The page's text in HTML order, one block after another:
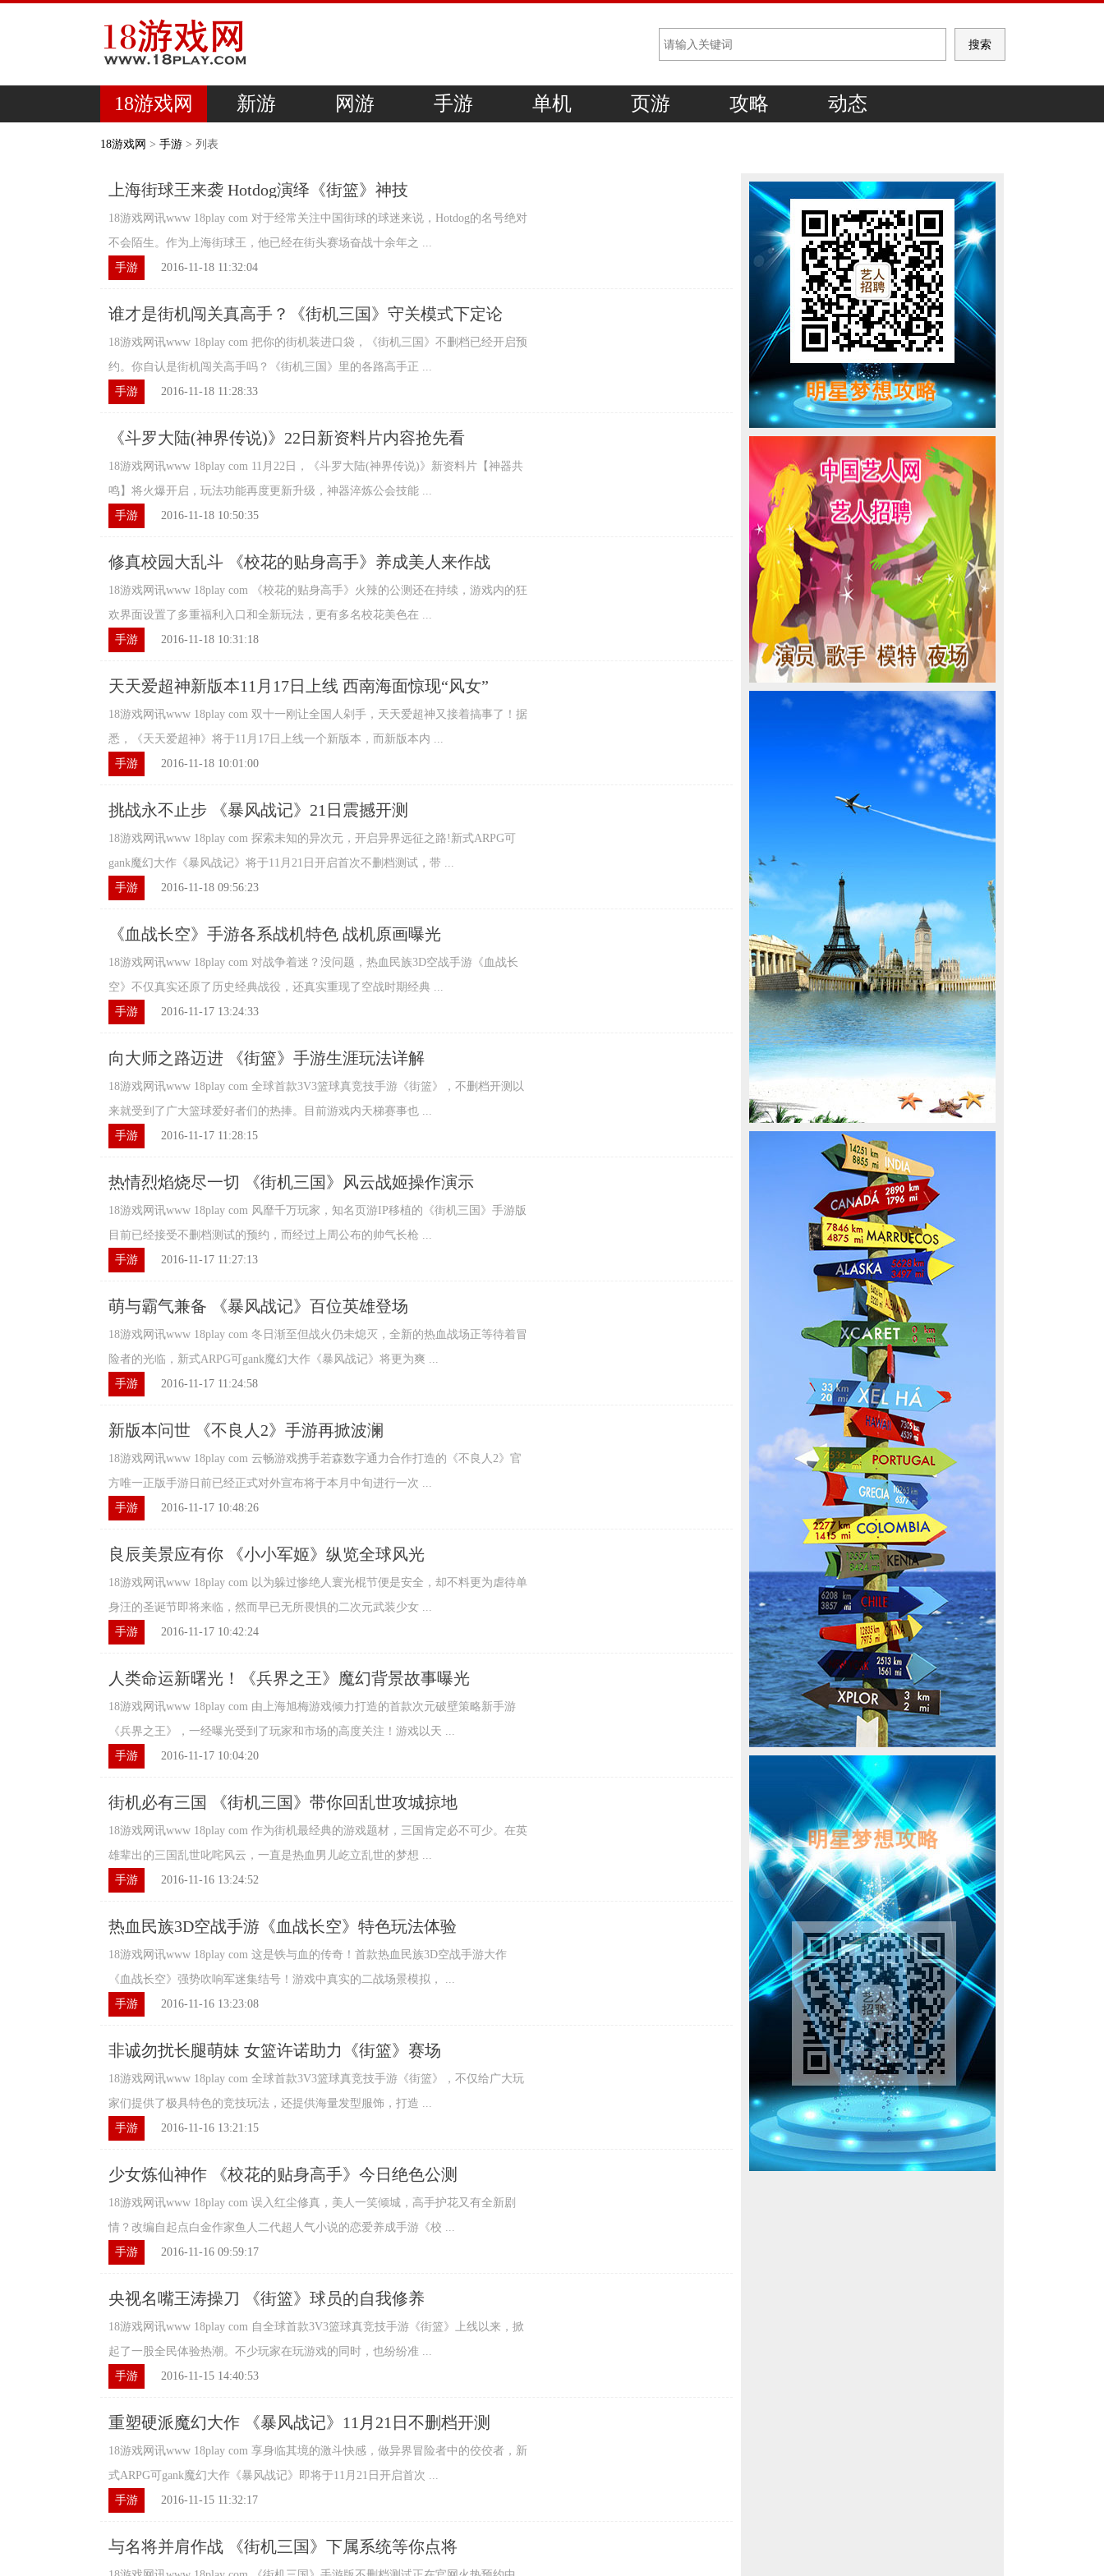
18游戏网 新游 网游 手游 单机 页游 攻略 动态
18游戏网 > 手游 > 列表
上海街球王来袭 Hotdog演绎《街篮》神技
18游戏网讯www 18play com 对于经常关注中国街球的球迷来说，Hotdog的名号绝对
不会陌生。作为上海街球王，他已经在街头赛场奋战十余年之 ...
手游
2016-11-18 11:32:04
谁才是街机闯关真高手？《街机三国》守关模式下定论
18游戏网讯www 18play com 把你的街机装进口袋，《街机三国》不删档已经开启预
约。你自认是街机闯关高手吗？《街机三国》里的各路高手正 ...
手游
2016-11-18 11:28:33
《斗罗大陆(神界传说)》22日新资料片内容抢先看
18游戏网讯www 18play com 11月22日，《斗罗大陆(神界传说)》新资料片【神器共
鸣】将火爆开启，玩法功能再度更新升级，神器淬炼公会技能 ...
手游
2016-11-18 10:50:35
修真校园大乱斗 《校花的贴身高手》养成美人来作战
18游戏网讯www 18play com 《校花的贴身高手》火辣的公测还在持续，游戏内的狂
欢界面设置了多重福利入口和全新玩法，更有多名校花美色在 ...
手游
2016-11-18 10:31:18
天天爱超神新版本11月17日上线 西南海面惊现“风女”
18游戏网讯www 18play com 双十一刚让全国人剁手，天天爱超神又接着搞事了！据
悉，《天天爱超神》将于11月17日上线一个新版本，而新版本内 ...
手游
2016-11-18 10:01:00
挑战永不止步 《暴风战记》21日震撼开测
18游戏网讯www 18play com 探索未知的异次元，开启异界远征之路!新式ARPG可
gank魔幻大作《暴风战记》将于11月21日开启首次不删档测试，带 ...
手游
2016-11-18 09:56:23
《血战长空》手游各系战机特色 战机原画曝光
18游戏网讯www 18play com 对战争着迷？没问题，热血民族3D空战手游《血战长
空》不仅真实还原了历史经典战役，还真实重现了空战时期经典 ...
手游
2016-11-17 13:24:33
向大师之路迈进 《街篮》手游生涯玩法详解
18游戏网讯www 18play com 全球首款3V3篮球真竞技手游《街篮》，不删档开测以
来就受到了广大篮球爱好者们的热捧。目前游戏内天梯赛事也 ...
手游
2016-11-17 11:28:15
热情烈焰烧尽一切 《街机三国》风云战姬操作演示
18游戏网讯www 18play com 风靡千万玩家，知名页游IP移植的《街机三国》手游版
目前已经接受不删档测试的预约，而经过上周公布的帅气长枪 ...
手游
2016-11-17 11:27:13
萌与霸气兼备 《暴风战记》百位英雄登场
18游戏网讯www 18play com 冬日渐至但战火仍未熄灭，全新的热血战场正等待着冒
险者的光临，新式ARPG可gank魔幻大作《暴风战记》将更为爽 ...
手游
2016-11-17 11:24:58
新版本问世 《不良人2》手游再掀波澜
18游戏网讯www 18play com 云畅游戏携手若森数字通力合作打造的《不良人2》官
方唯一正版手游日前已经正式对外宣布将于本月中旬进行一次 ...
手游
2016-11-17 10:48:26
良辰美景应有你 《小小军姬》纵览全球风光
18游戏网讯www 18play com 以为躲过惨绝人寰光棍节便是安全，却不料更为虐待单
身汪的圣诞节即将来临，然而早已无所畏惧的二次元武装少女 ...
手游
2016-11-17 10:42:24
人类命运新曙光！《兵界之王》魔幻背景故事曝光
18游戏网讯www 18play com 由上海旭梅游戏倾力打造的首款次元破壁策略新手游
《兵界之王》，一经曝光受到了玩家和市场的高度关注！游戏以天 ...
手游
2016-11-17 10:04:20
街机必有三国 《街机三国》带你回乱世攻城掠地
18游戏网讯www 18play com 作为街机最经典的游戏题材，三国肯定必不可少。在英
雄辈出的三国乱世叱咤风云，一直是热血男儿屹立乱世的梦想 ...
手游
2016-11-16 13:24:52
热血民族3D空战手游《血战长空》特色玩法体验
18游戏网讯www 18play com 这是铁与血的传奇！首款热血民族3D空战手游大作
《血战长空》强势吹响军迷集结号！游戏中真实的二战场景模拟， ...
手游
2016-11-16 13:23:08
非诚勿扰长腿萌妹 女篮许诺助力《街篮》赛场
18游戏网讯www 18play com 全球首款3V3篮球真竞技手游《街篮》，不仅给广大玩
家们提供了极具特色的竞技玩法，还提供海量发型服饰，打造 ...
手游
2016-11-16 13:21:15
少女炼仙神作 《校花的贴身高手》今日绝色公测
18游戏网讯www 18play com 误入红尘修真，美人一笑倾城，高手护花又有全新剧
情？改编自起点白金作家鱼人二代超人气小说的恋爱养成手游《校 ...
手游
2016-11-16 09:59:17
央视名嘴王涛操刀 《街篮》球员的自我修养
18游戏网讯www 18play com 自全球首款3V3篮球真竞技手游《街篮》上线以来，掀
起了一股全民体验热潮。不少玩家在玩游戏的同时，也纷纷准 ...
手游
2016-11-15 14:40:53
重塑硬派魔幻大作 《暴风战记》11月21日不删档开测
18游戏网讯www 18play com 享身临其境的激斗快感，做异界冒险者中的佼佼者，新
式ARPG可gank魔幻大作《暴风战记》即将于11月21日开启首次 ...
手游
2016-11-15 11:32:17
与名将并肩作战 《街机三国》下属系统等你点将